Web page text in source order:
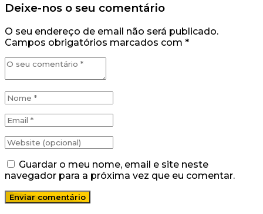
Deixe-nos o seu comentário
O seu endereço de email não será publicado.
Campos obrigatórios marcados com *
Guardar o meu nome, email e site neste
navegador para a próxima vez que eu comentar.